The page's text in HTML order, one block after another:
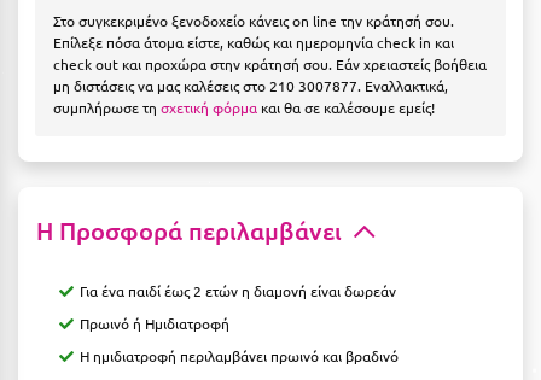
Ιωάννινα
Καλαμάτα
Καλαμπάκα
Κάλυμνος
Στο συγκεκριμένο ξενοδοχείο κάνεις on line την κράτησή σου.
Επίλεξε πόσα άτομα είστε, καθώς και ημερομηνία check in και
check out και προχώρα στην κράτησή σου. Εάν χρειαστείς βοήθεια
μη διστάσεις να μας καλέσεις στο 210 3007877. Εναλλακτικά,
συμπλήρωσε τη σχετική φόρμα και θα σε καλέσουμε εμείς!
Η Προσφορά περιλαμβάνει
Για ένα παιδί έως 2 ετών η διαμονή είναι δωρεάν
Πρωινό ή Ημιδιατροφή
Η ημιδιατροφή περιλαμβάνει πρωινό και βραδινό